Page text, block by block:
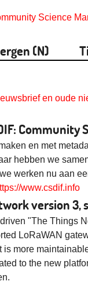
Science
(N)
en oude
en met
hebben we
werken nu aan
www.csdif.info
version
"The Things
LoRaWAN
is more
to the new